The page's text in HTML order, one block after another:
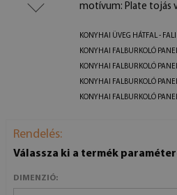
motívum: Plate tojás
KONYHAI ÜVEG HÁTFAL -
KONYHAI FALBURKOLÓ
KONYHAI FALBURKOLÓ
KONYHAI FALBURKOLÓ
KONYHAI FALBURKOLÓ
Rendelés:
Válassza ki a termék
DIMENZIÓ: